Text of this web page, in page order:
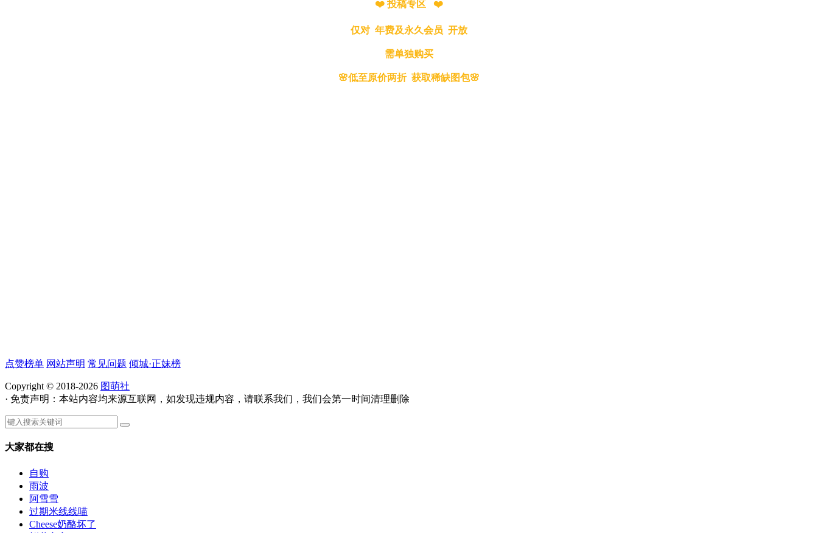
❤️ 投稿专区 ❤️
仅对 年费及永久会员 开放
需单独购买
🌸低至原价两折 获取稀缺图包🌸
点赞榜单 网站声明 常见问题 倾城·正妹榜
Copyright © 2018-2026 图萌社
· 免责声明：本站内容均来源互联网，如发现违规内容，请联系我们，我们会第一时间清理删除
大家都在搜
自购
雨波
阿雪雪
过期米线线喵
Cheese奶酪坏了